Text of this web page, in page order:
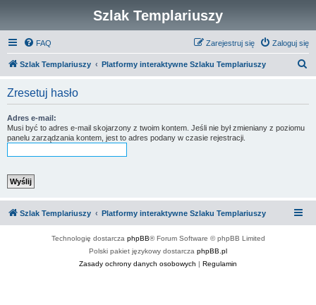
Szlak Templariuszy
FAQ Zaloguj się
Zarejestruj się
Szlak Templariuszy Platformy interaktywne Szlaku Templariuszy
Zresetuj hasło
Adres e-mail:
Musi być to adres e-mail skojarzony z twoim kontem. Jeśli nie był zmieniany z poziomu
panelu zarządzania kontem, jest to adres podany w czasie rejestracji.
Szlak Templariuszy Platformy interaktywne Szlaku Templariuszy
Technologię dostarcza phpBB® Forum Software © phpBB Limited
Polski pakiet językowy dostarcza phpBB.pl
Zasady ochrony danych osobowych | Regulamin